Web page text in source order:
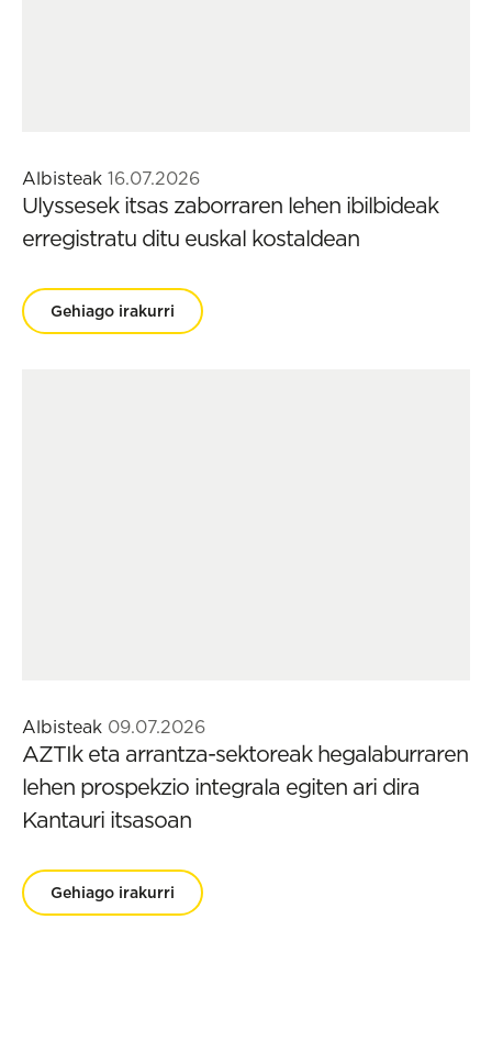
Albisteak 16.07.2026
Ulyssesek itsas zaborraren lehen ibilbideak
erregistratu ditu euskal kostaldean
Gehiago irakurri
Albisteak 09.07.2026
AZTIk eta arrantza-sektoreak hegalaburraren
lehen prospekzio integrala egiten ari dira
Kantauri itsasoan
Gehiago irakurri